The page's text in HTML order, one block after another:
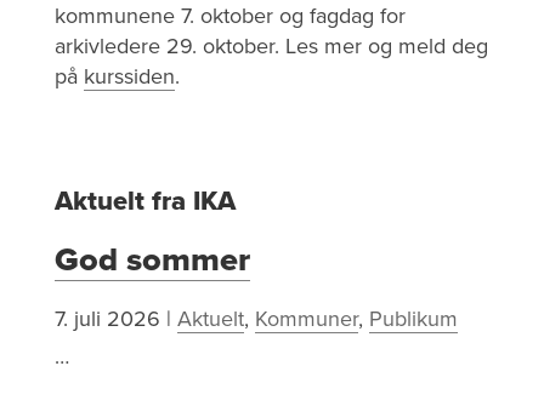
kommunene 7. oktober og fagdag for
arkivledere 29. oktober. Les mer og meld deg
på kurssiden.
Aktuelt fra IKA
God sommer
7. juli 2026 | Aktuelt, Kommuner, Publikum
…